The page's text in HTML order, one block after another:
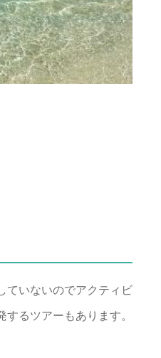
ていないのでアクティビ
るツアーもあります。